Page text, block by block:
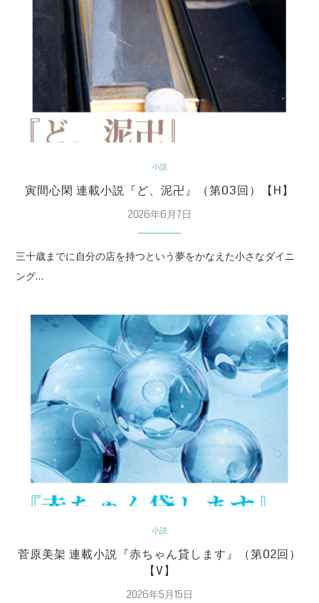
小説
寅間心閑 連載小説『ど、泥卍』（第03回）【H】
2026年6月7日
三十歳までに自分の店を持つという夢をかなえた小さなダイニ
ング…
小説
菅原美架 連載小説『赤ちゃん貸します』（第02回）
【V】
2026年5月15日